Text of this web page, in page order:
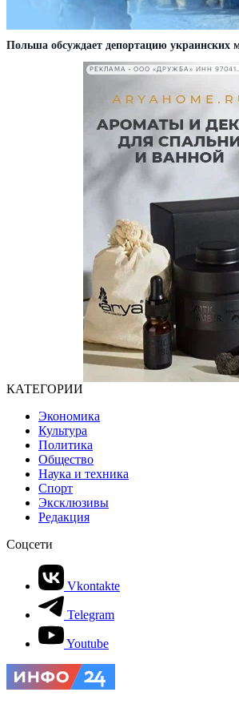
Польша обсуждает депортацию украинских
РЕКЛАМА • ООО
КАТЕГОРИИ
Экономика
Культура
Политика
Общество
Наука и техника
Спорт
Эксклюзивы
Редакция
Соцсети
Vkontakte
Telegram
Youtube